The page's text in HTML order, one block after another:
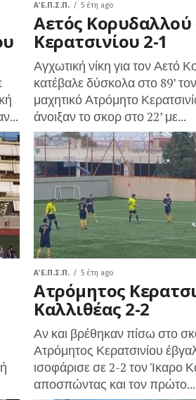
Α΄ Ε.Π.Σ.Π. 5 έτη ago
Αετός Κορυδαλλού
Κερατσινίου 2-1
Αγχωτική νίκη για τον Αετό
κατέβαλε δύσκολα στο 89’
μαχητικό Ατρόμητο
άνοιξαν το σκορ στο 22’ με...
Α΄ Ε.Π.Σ.Π. 5 έτη ago
Ατρόμητος
Καλλιθέας 2-2
Αν και βρέθηκαν πίσω στο
Ατρόμητος Κερατσινίου
ισοφάρισε σε 2-2 τον Ίκαρο
αποσπώντας και τον πρώτο...